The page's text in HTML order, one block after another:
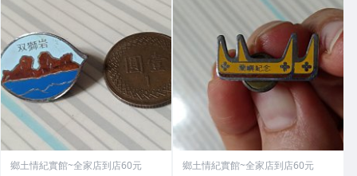
鄉土情紀實館~全家店到店60元 鄉土情紀實館~全家店到店60元